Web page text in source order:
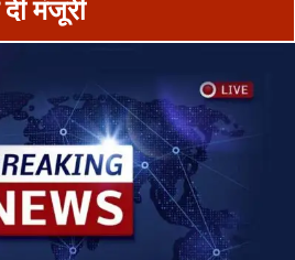
मंजूरी